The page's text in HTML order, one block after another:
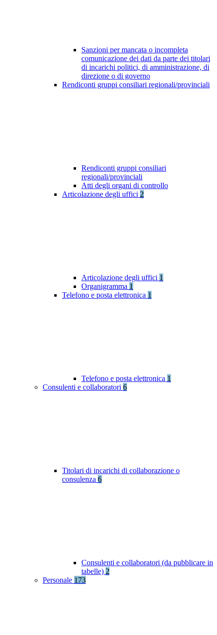
Sanzioni per mancata o incompleta
comunicazione dei dati da parte dei titolari
di incarichi politici, di amministrazione, di
direzione o di governo
Rendiconti gruppi consiliari regionali/provinciali
Rendiconti gruppi consiliari
regionali/provinciali
Atti degli organi di controllo
Articolazione degli uffici 2
Articolazione degli uffici 1
Organigramma 1
Telefono e posta elettronica 1
Telefono e posta elettronica 1
Consulenti e collaboratori 6
Titolari di incarichi di collaborazione o
consulenza 6
Consulenti e collaboratori (da pubblicare in
tabelle) 2
Personale 173